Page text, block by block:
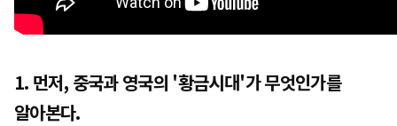
1. 먼저, 중국과 영국의 '황금시대'가 무엇인가를
알아본다.